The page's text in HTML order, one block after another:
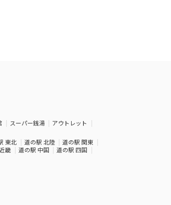
スーパー銭湯
アウトレット
東北 道の駅 北陸
道の駅 関東
畿 道の駅 中国
道の駅 四国